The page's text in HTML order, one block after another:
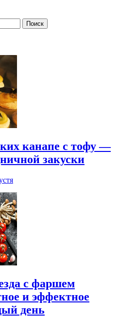
канапе с тофу —
закуски
с фаршем
и эффектное
день